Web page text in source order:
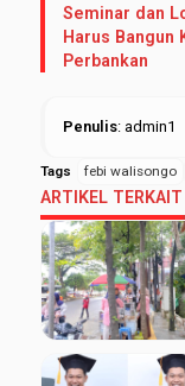
Seminar dan
Harus Bangun
Perbankan
Penulis: admin1
Tags febi walisongo
ARTIKEL TERKAIT